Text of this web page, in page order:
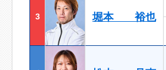
3 堀本 裕也